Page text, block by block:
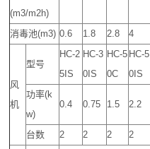
(m3/m2h)
消毒池(m3) 0.6 1.8 2.8 4
风
机
型号
HC-2
5IS
HC-3
0IS
HC-5
0C
HC-5
0IS
功率(k
w)
0.4 0.75 1.5 2.2
台数 2 2 2 2